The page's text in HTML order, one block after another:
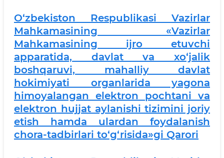
O‘zbekiston Respublikasi Vazirlar
Mahkamasining «Vazirlar
Mahkamasining ijro etuvchi
apparatida, davlat va xo‘jalik
boshqaruvi, mahalliy davlat
hokimiyati organlarida yagona
himoyalangan elektron pochtani va
elektron hujjat aylanishi tizimini joriy
etish hamda ulardan foydalanish
chora-tadbirlari to‘g‘risida»gi Qarori